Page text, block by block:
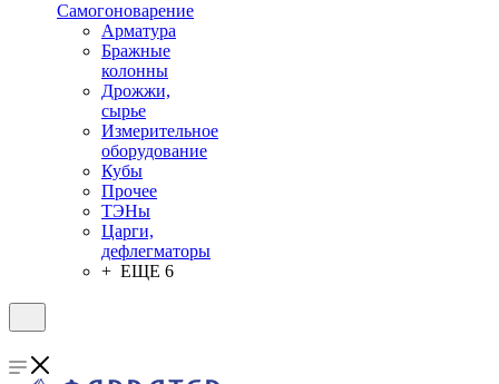
Самогоноварение
Арматура
Бражные
колонны
Дрожжи,
сырье
Измерительное
оборудование
Кубы
Прочее
ТЭНы
Царги,
дефлегматоры
+ ЕЩЕ 6